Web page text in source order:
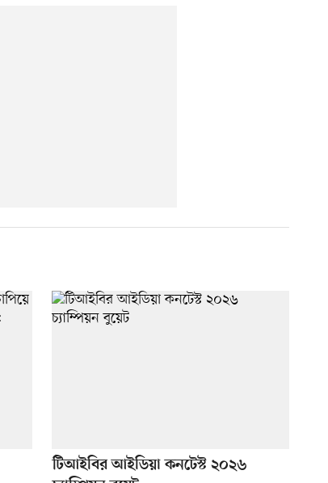
টিআইবির আইডিয়া কনটেস্ট ২০২৬